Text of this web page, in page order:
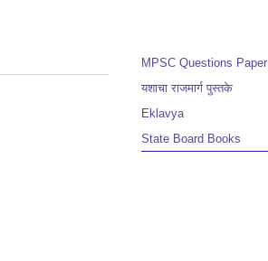
MPSC Questions Paper
यशाचा राजमार्ग पुस्तके
Eklavya
State Board Books